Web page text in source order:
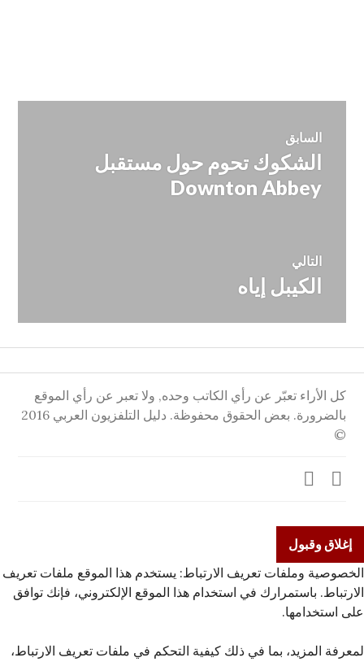
تصفّح
المقالات
السابق
المقالة
السابقة:
الشكوك تحوم حول مستقبل
Downton Abbey
التالي
المقالة
التالية:
الكيبل إياه
كل الأراء تعبّر عن رأي الكاتب وحده, ولا تعبر عن رأي الموقع
بالضرورة. بعض الحقوق محفوظة. دليل التلفزيون العربي 2016
©
Facebook
الخصوصية وملفات تعريف الارتباط: يستخدم هذا الموقع ملفات تعريف
الارتباط. باستمرارك في استخدام هذا الموقع الإلكتروني، فإنك توافق
على استخدامها.
لمعرفة المزيد، بما في ذلك كيفية التحكم في ملفات تعريف الارتباط،